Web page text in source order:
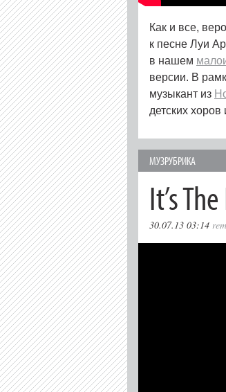
Как и все,
к песне Луи
в нашем
версии. В
музыкант из
детских
МУЗРУБРИКА
It’s
30.07.13 03:14 rem